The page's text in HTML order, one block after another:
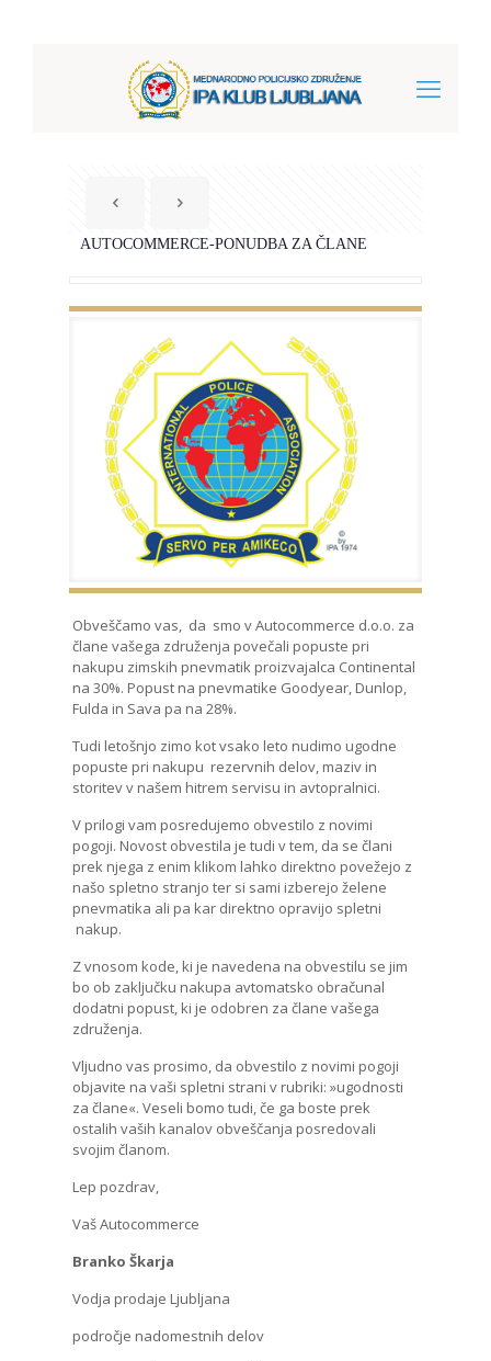
AUTOCOMMERCE-PONUDBA ZA ČLANE
Obveščamo vas, da smo v Autocommerce d.o.o. za
člane vašega združenja povečali popuste pri
nakupu zimskih pnevmatik proizvajalca Continental
na 30%. Popust na pnevmatike Goodyear, Dunlop,
Fulda in Sava pa na 28%.
Tudi letošnjo zimo kot vsako leto nudimo ugodne
popuste pri nakupu rezervnih delov, maziv in
storitev v našem hitrem servisu in avtopralnici.
V prilogi vam posredujemo obvestilo z novimi
pogoji. Novost obvestila je tudi v tem, da se člani
prek njega z enim klikom lahko direktno povežejo z
našo spletno stranjo ter si sami izberejo želene
pnevmatika ali pa kar direktno opravijo spletni
nakup.
Z vnosom kode, ki je navedena na obvestilu se jim
bo ob zaključku nakupa avtomatsko obračunal
dodatni popust, ki je odobren za člane vašega
združenja.
Vljudno vas prosimo, da obvestilo z novimi pogoji
objavite na vaši spletni strani v rubriki: »ugodnosti
za člane«. Veseli bomo tudi, če ga boste prek
ostalih vaših kanalov obveščanja posredovali
svojim članom.
Lep pozdrav,
Vaš Autocommerce
Branko Škarja
Vodja prodaje Ljubljana
področje nadomestnih delov